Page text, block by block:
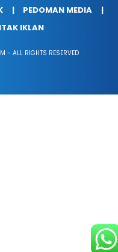
PEDOMAN MEDIA
IKLAN
- ALL RIGHTS RESERVED